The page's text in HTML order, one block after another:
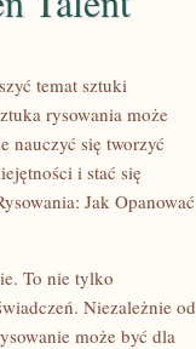
temat sztuki
rysowania może
nauczyć się tworzyć
i stać się
Jak Opanować
To nie‌ tylko⁣
Niezależnie od
może być dla